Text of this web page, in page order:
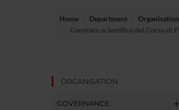
Home Department Organisation
Comitato scientifico del Corso di
ORGANISATION
GOVERNANCE